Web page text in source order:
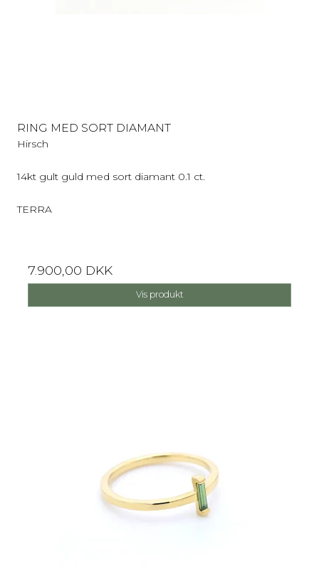
RING MED SORT DIAMANT
Hirsch
14kt gult guld med sort diamant 0.1 ct.
TERRA
7.900,00 DKK
Vis produkt